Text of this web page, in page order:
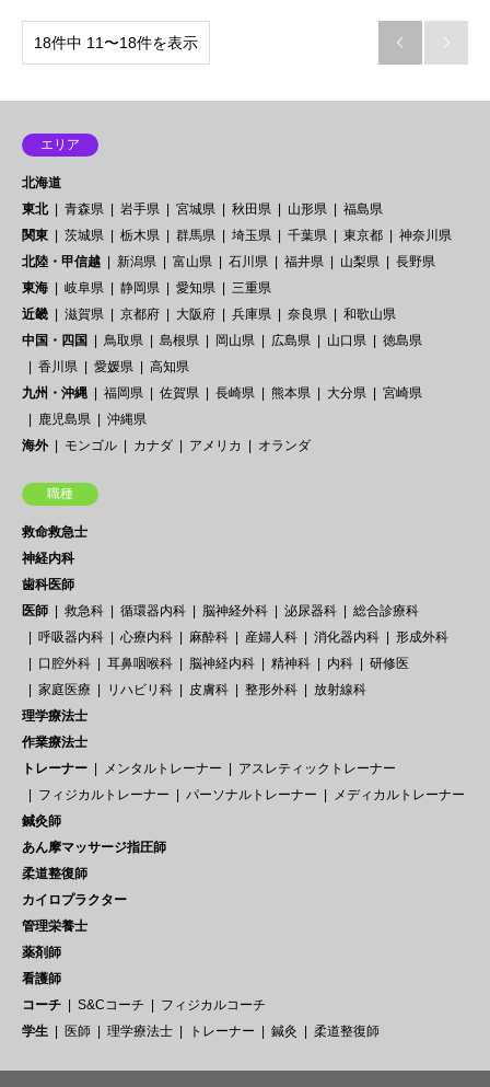
18件中 11〜18件を表示  
エリア
北海道
東北
青森県 岩手県 宮城県 秋田県 山形県
福島県
関東
茨城県 栃木県 群馬県 埼玉県 千葉県 東京都
神奈川県
北陸・甲信越
新潟県 富山県 石川県 福井県 山梨県
長野県
東海
岐阜県 静岡県 愛知県
三重県
近畿
滋賀県 京都府 大阪府 兵庫県 奈良県
和歌山県
中国・四国
鳥取県 島根県 岡山県 広島県 山口県
徳島県
香川県
愛媛県
高知県
九州・沖縄
福岡県 佐賀県 長崎県 熊本県 大分県
宮崎県
鹿児島県
沖縄県
海外
モンゴル カナダ アメリカ オランダ
職種
救命救急士
神経内科
歯科医師
医師
救急科 循環器内科 脳神経外科 泌尿器科
総合診療科
呼吸器内科
心療内科 麻酔科 産婦人科 消化器内科
形成外科
口腔外科
耳鼻咽喉科 脳神経内科 精神科 内科
研修医
家庭医療
リハビリ科 皮膚科 整形外科
放射線科
理学療法士
作業療法士
トレーナー
メンタルトレーナー
アスレティックトレーナー
フィジカルトレーナー
パーソナルトレーナー
メディカルトレーナー
鍼灸師
あん摩マッサージ指圧師
柔道整復師
カイロプラクター
管理栄養士
薬剤師
看護師
コーチ
S&Cコーチ
フィジカルコーチ
学生
医師 理学療法士 トレーナー 鍼灸 柔道整復師